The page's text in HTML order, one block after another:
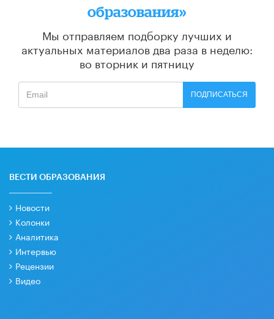
образования»
Мы отправляем подборку лучших и
актуальных материалов два раза в неделю:
во вторник и пятницу
ПОДПИСАТЬСЯ
ВЕСТИ ОБРАЗОВАНИЯ
Новости
Колонки
Аналитика
Интервью
Рецензии
Видео